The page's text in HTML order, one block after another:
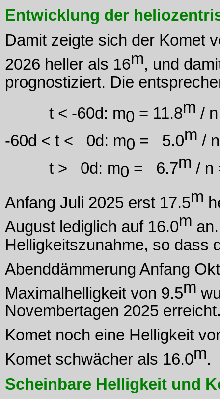
Entwicklung der
Damit zeigte sich der Komet
2026 heller als 16m, und
prognostiziert. Die
t < -60d: m0 = 11.8m /
-60d < t < 0d: m0 = 5.0m /
t > 0d: m0 = 6.7m / n
Anfang Juli 2025 erst 17.5m
August lediglich auf 16.0m
Helligkeitszunahme, so dass
Abenddämmerung Anfang
Maximalhelligkeit von 9.5m
Novembertagen 2025
Komet noch eine Helligkeit
Komet schwächer als 16.0m.
Scheinbare Helligkeit und